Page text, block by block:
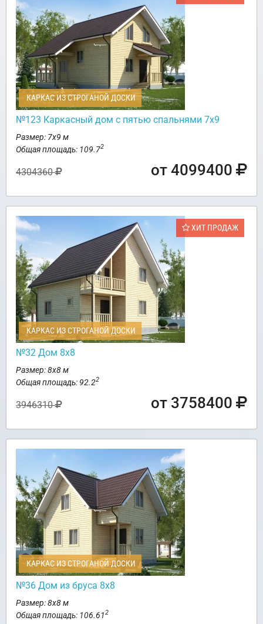
КАРКАС ИЗ СТРОГАНОЙ ДОСКИ
№123 Каркасный дом с пятью спальнями 7х9
Размер: 7х9 м
Общая площадь: 109.72
4304360 от 4099400
ХИТ ПРОДАЖ
КАРКАС ИЗ СТРОГАНОЙ ДОСКИ
№32 Дом 8х8
Размер: 8х8 м
Общая площадь: 92.22
3946310 от 3758400
КАРКАС ИЗ СТРОГАНОЙ ДОСКИ
№36 Дом из бруса 8х8
Размер: 8х8 м
Общая площадь: 106.612